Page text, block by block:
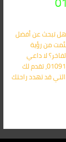
هل تبحث عن أفضل
من رؤية
لا داعي
للقلق بعد الآن! شركة أركان، برقمها المميز 01091560420، تقدم لك
قد تهدد راحتك